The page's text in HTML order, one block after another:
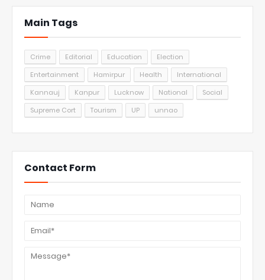
Main Tags
Crime Editorial Education
Election
Entertainment
Hamirpur Health
International
Kannauj
Kanpur Lucknow National
Social
Supreme Cort
Tourism UP unnao
Contact Form